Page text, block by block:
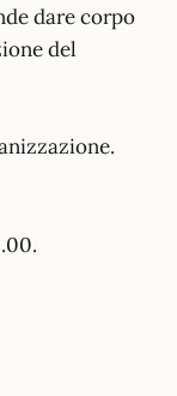
dare corpo
del